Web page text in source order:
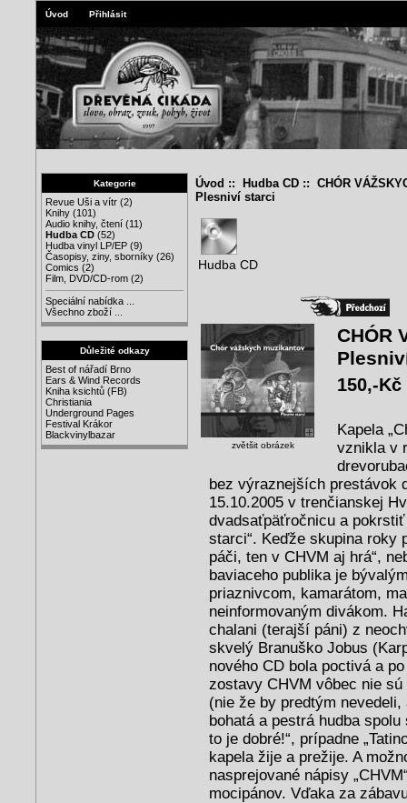
Úvod Přihlásit
Kategorie
Revue Uši a vítr (2)
Knihy (101)
Audio knihy, čtení (11)
Hudba CD (52)
Hudba vinyl LP/EP (9)
Časopisy, ziny, sborníky (26)
Comics (2)
Film, DVD/CD-rom (2)
Speciální nabídka ...
Všechno zboží ...
Důležité odkazy
Best of nářadí Brno
Ears & Wind Records
Kniha ksichtů (FB)
Christiania
Underground Pages
Festival Krákor
Blackvinylbazar
Úvod :: Hudba CD:: CHÓR
Plesniví starci
Hudba CD
zvětšit obrázek
CHÓR
150,-Kč
Kapela
vznikla v
bez výraznejších prestávok
15.10.2005 v trenčianskej
dvadsaťpäťročnicu a
starci“. Keďže skupina roky
páči, ten v CHVM aj hrá“,
baviaceho publika je
priaznivcom, kamarátom,
neinformovaným divákom.
chalani (terajší páni) z
skvelý Branuško Jobus
nového CD bola poctivá a
zostavy CHVM vôbec nie
(nie že by predtým
bohatá a pestrá hudba
to je dobré!“, prípadne
kapela žije a prežije. A
nasprejované nápisy
mocipánov. Vďaka za